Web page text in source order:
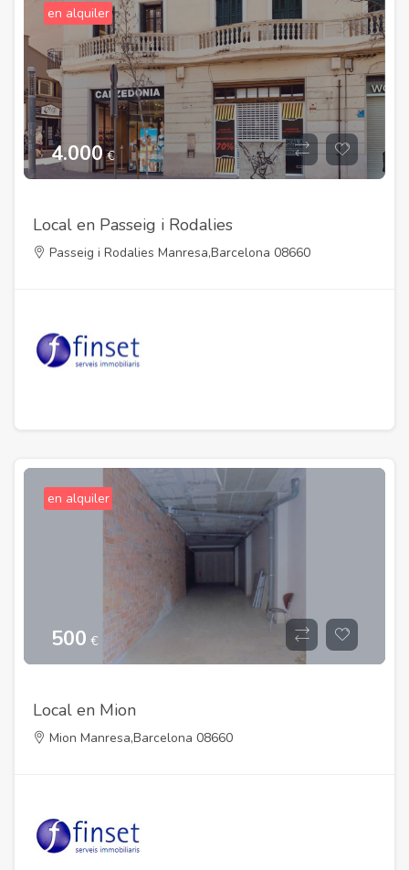
en alquiler
4.000€
Local en Passeig i Rodalies
Passeig i Rodalies Manresa,Barcelona 08660
en alquiler
500 €
Local en Mion
Mion Manresa,Barcelona 08660